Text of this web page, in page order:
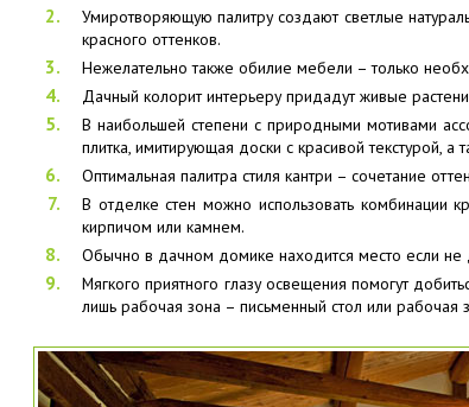
Умиротворяющую палитру создают светлые
красного оттенков.
Нежелательно также обилие мебели – только
Дачный колорит интерьеру придадут живые
В наибольшей степени с природными мотивами
плитка, имитирующая доски с красивой текстурой,
Оптимальная палитра стиля кантри – сочетание
В отделке стен можно использовать комбинации
кирпичом или камнем.
Обычно в дачном домике находится место если не
Мягкого приятного глазу освещения помогут
лишь рабочая зона – письменный стол или рабочая